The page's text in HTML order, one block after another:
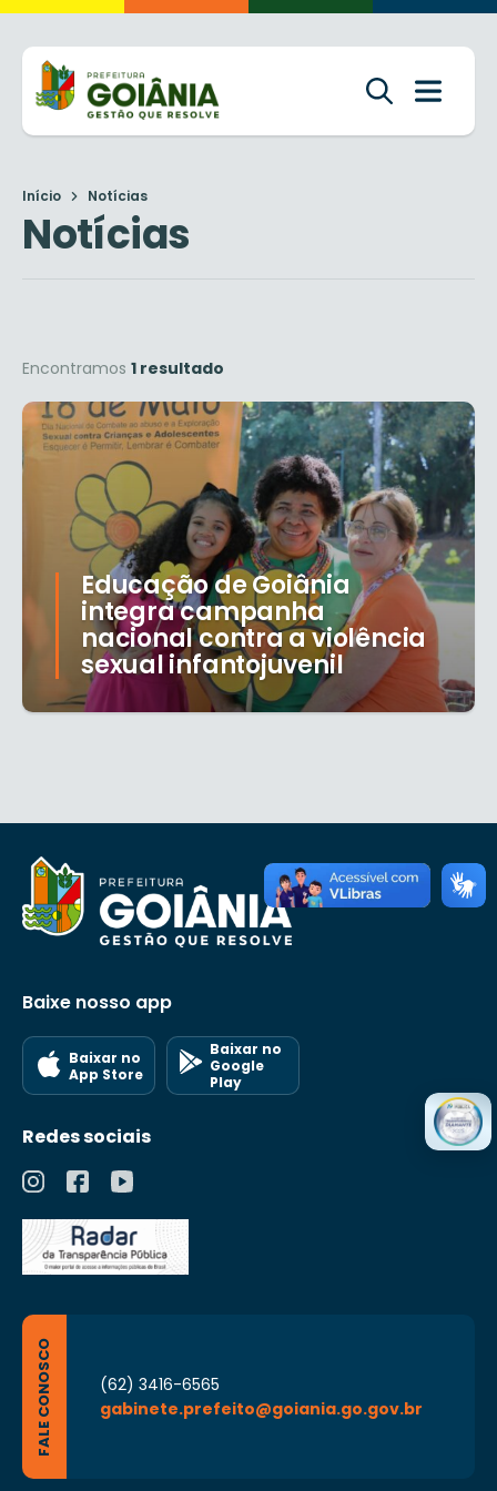
Início Notícias
Notícias
Encontramos 1 resultado
Educação de Goiânia
integra campanha
nacional contra a violência
sexual infantojuvenil
Baixe nosso app
Baixar no
App Store
Baixar no
Google
Play
Redes sociais
FALE CONOSCO
(62) 3416-6565
gabinete.prefeito@goiania.go.gov.br